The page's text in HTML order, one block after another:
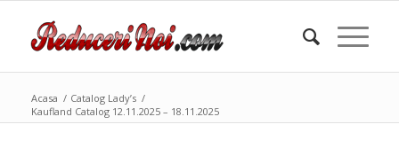
Acasa / Catalog Lady’s /
Kaufland Catalog 12.11.2025 – 18.11.2025